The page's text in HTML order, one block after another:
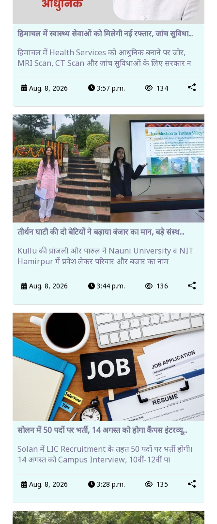
हिमाचल में स्वास्थ्य सेवाओं को मिलेगी नई रफ्तार, जांच सुविधा...
हिमाचल में Health Services को आधुनिक बनाने पर जोर,
MRI Scan, CT Scan और जांच सुविधाओं के लिए सरकार न
Aug. 8, 2026 3:57 p.m. 134
तीर्थन घाटी की दो बेटियों ने बढ़ाया बंजार का मान, बड़े संस्थ...
Kullu की प्रांजली और पारुल ने Nauni University व NIT
Hamirpur में प्रवेश लेकर परिवार और बंजार का नाम
Aug. 8, 2026 3:44 p.m. 136
सोलन में 50 पदों पर भर्ती, 14 अगस्त को होगा कैंपस इंटरव्यू...
Solan में LIC Recruitment के तहत 50 पदों पर भर्ती होगी।
14 अगस्त को Campus Interview, 10वीं-12वीं पा
Aug. 8, 2026 3:28 p.m. 135